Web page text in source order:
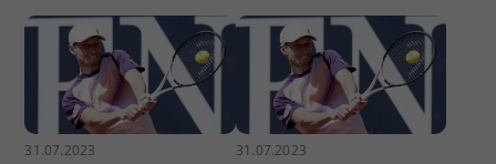
31.07.2023 31.07.2023